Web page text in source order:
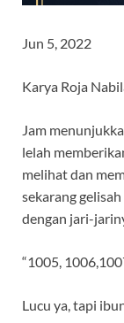
Jun 5, 2022
Karya Roja
Jam
lelah
melihat dan
sekarang
dengan jari-
“1005,
Lucu ya, tapi